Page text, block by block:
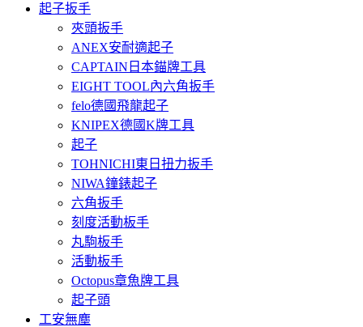
起子扳手
夾頭扳手
ANEX安耐適起子
CAPTAIN日本錨牌工具
EIGHT TOOL內六角扳手
felo德國飛龍起子
KNIPEX德國K牌工具
起子
TOHNICHI東日扭力扳手
NIWA鐘錶起子
六角扳手
刻度活動板手
丸駒板手
活動板手
Octopus章魚牌工具
起子頭
工安無塵